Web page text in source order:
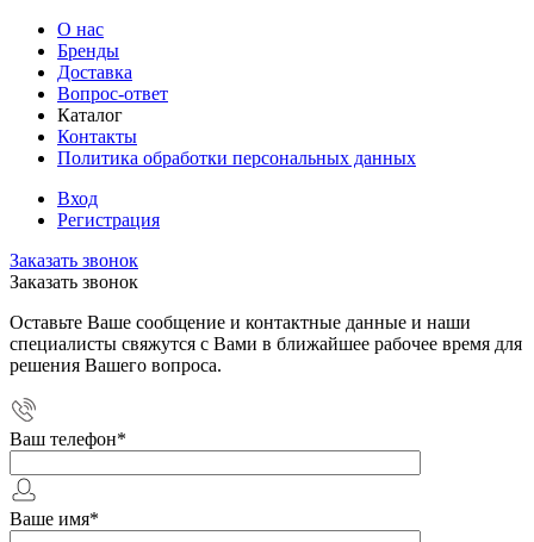
О нас
Бренды
Доставка
Вопрос-ответ
Каталог
Контакты
Политика обработки персональных данных
Вход
Регистрация
Заказать звонок
Заказать звонок
Оставьте Ваше сообщение и контактные данные и наши
специалисты свяжутся с Вами в ближайшее рабочее время для
решения Вашего вопроса.
Ваш телефон*
Ваше имя*